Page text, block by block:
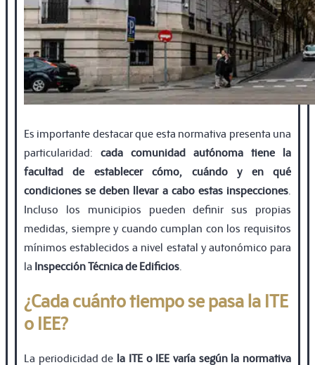
Es importante destacar que esta normativa presenta una
particularidad: cada comunidad autónoma tiene la
facultad de establecer cómo, cuándo y en qué
condiciones se deben llevar a cabo estas inspecciones
Incluso los municipios pueden deﬁnir sus propias
medidas, siempre y cuando cumplan con los requisitos
mínimos establecidos a nivel estatal y autonómico para
la Inspección Técnica de Ediﬁcios
¿Cada cuánto tiempo se pasa la ITE
o IEE?
La periodicidad de la ITE o IEE varía según la normativa